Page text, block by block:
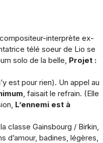
interprète ex-
télé soeur de Lio se
solo de la belle, Projet :
est pour rien). Un appel au
, faisait le refrain. (Elle
L’ennemi est à
classe Gainsbourg / Birkin,
d’amour, badines, légères,